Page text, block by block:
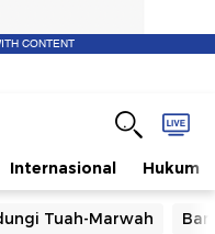
CONTENT
Internasional Hukum
Tuah-Marwah